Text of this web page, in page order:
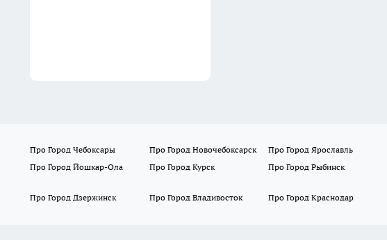
Про Город Чебоксары Про Город Новочебоксарск Про Город Ярославль
Про Город Йошкар-Ола
Про Город Курск Про Город Рыбинск
Про Город Дзержинск
Про Город Владивосток Про Город Краснодар